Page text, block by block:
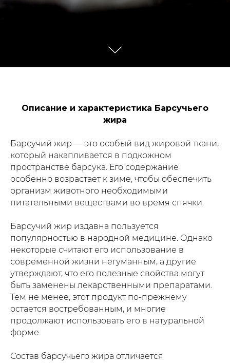
Описание и характеристика Барсучьего
жира
Барсучий жир — это особый вид жировой ткани,
который накапливается в подкожном
пространстве барсука. Его содержание
особенно возрастает к зиме, чтобы обеспечить
организм животного необходимыми
питательными веществами во время спячки.
Барсучий жир издавна пользуется
популярностью в народной медицине. Однако
некоторые считают его использование в
современной жизни негуманным, а другие
утверждают, что его полезные свойства могут
быть заменены лекарственными препаратами.
Тем не менее, этот продукт по-прежнему
остается востребованным, и многие
продолжают использовать его в натуральной
форме.
Состав барсучьего жира отличается